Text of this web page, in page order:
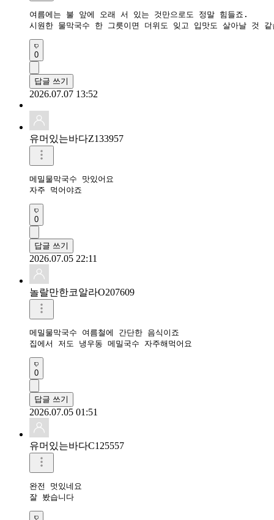
여름에는 불 앞에 오래 서 있는 것만으로도 정말 힘들죠.
0
답글 쓰기
2026.07.07 13:52
유머있는바다Z133957
메밀물막국수 맛있어요
자주 먹어야죠
0
답글 쓰기
2026.07.05 22:11
놀랄만한코알라O207609
메밀물막국수 여름철에 간단한 음식이죠
집에서 저도 냉우동 메밀국수 자주해먹어요
0
답글 쓰기
2026.07.05 01:51
유머있는바다C125557
완전 멋있네요